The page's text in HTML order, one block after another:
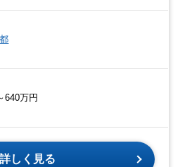
640万円
詳しく見る